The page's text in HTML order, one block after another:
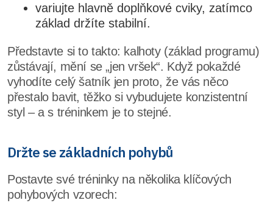
variujte hlavně doplňkové cviky, zatímco
základ držíte stabilní.
Představte si to takto: kalhoty (základ programu)
zůstávají, mění se „jen vršek“. Když pokaždé
vyhodíte celý šatník jen proto, že vás něco
přestalo bavit, těžko si vybudujete konzistentní
styl – a s tréninkem je to stejné.
Držte se základních pohybů
Postavte své tréninky na několika klíčových
pohybových vzorech: